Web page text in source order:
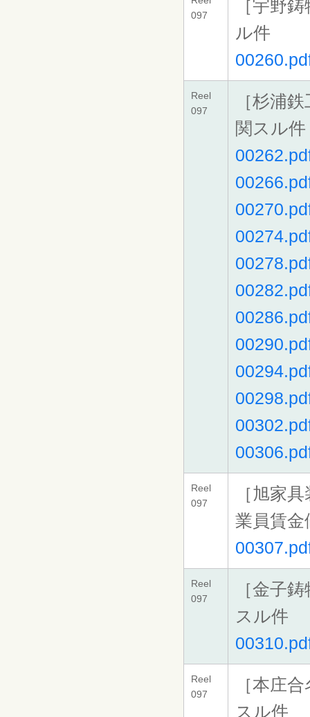
097
［宇野
ル件
Reel
097
［杉浦
関スル件
Reel
097
［旭家
業員賃金
Reel
097
［金子
スル件
Reel
097
［本庄
スル件